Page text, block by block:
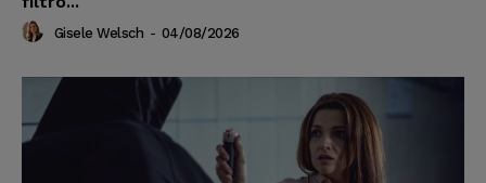
Gisele Welsch - 04/08/2026